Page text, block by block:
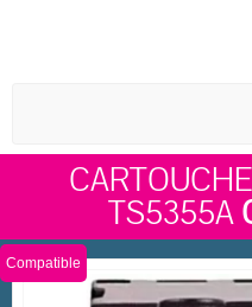
TS5355A
Compatible